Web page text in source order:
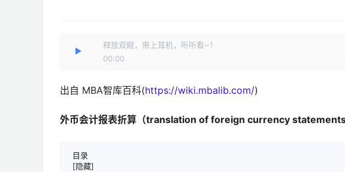
释放双眼，带上耳机，听听看~！
00:00
出自 MBA智库百科(https://wiki.mbalib.com/)
外币会计报表折算（translation of foreign currency statements
目录
[隐藏]